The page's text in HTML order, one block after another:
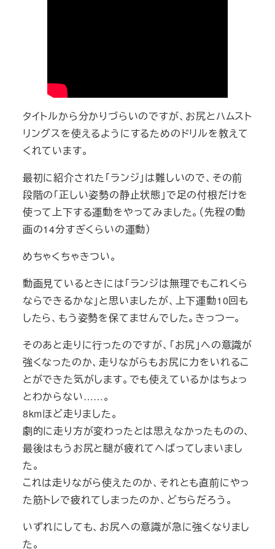
タイトルから分かりづらいのですが、お尻とハムスト
リングスを使えるようにするためのドリルを教えて
くれています。
最初に紹介された「ランジ」は難しいので、その前
段階の「正しい姿勢の静止状態」で足の付根だけを
使って上下する運動をやってみました。（先程の動
画の14分すぎくらいの運動）
めちゃくちゃきつい。
動画見ているときには「ランジは無理でもこれくら
ならできるかな」と思いましたが、上下運動10回も
したら、もう姿勢を保てませんでした。きっつー。
そのあと走りに行ったのですが、「お尻」への意識が
強くなったのか、走りながらもお尻に力をいれるこ
とができた気がします。でも使えているかはちょっ
とわからない……。
8kmほど走りました。
劇的に走り方が変わったとは思えなかったものの、
最後はもうお尻と腿が疲れてへばってしまいまし
た。
これは走りながら使えたのか、それとも直前にやっ
た筋トレで疲れてしまったのか、どちらだろう。
いずれにしても、お尻への意識が急に強くなりまし
た。